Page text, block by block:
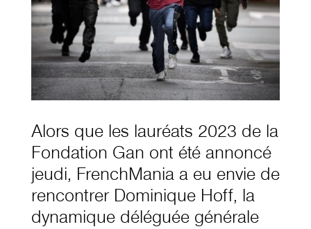
Alors que les lauréats 2023 de la
Fondation Gan ont été annoncé
jeudi, FrenchMania a eu envie de
rencontrer Dominique Hoff, la
dynamique déléguée générale